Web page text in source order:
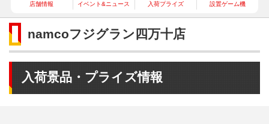
店舗情報 イベント&ニュース 入荷プライズ 設置ゲーム機
namcoフジグラン四万十店
入荷景品・プライズ情報